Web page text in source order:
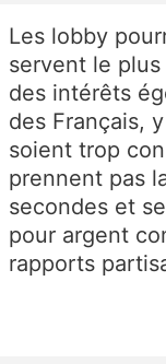
Les lobby
servent le
des intérêts
des Français,
soient trop
prennent pas
secondes et
pour argent
rapports